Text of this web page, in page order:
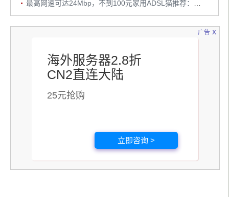
广告
海外服务器2.8折
CN2直连大陆
25元抢购
立即咨询 >
x